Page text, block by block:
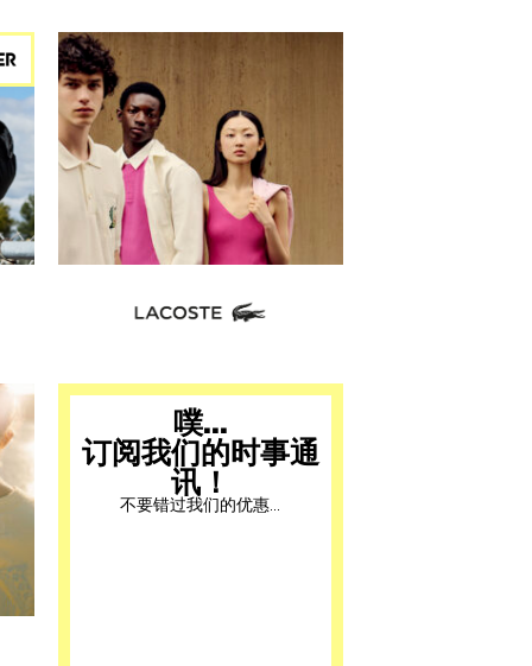
噗...
订阅我们的时事通
讯！
不要错过我们的优惠...